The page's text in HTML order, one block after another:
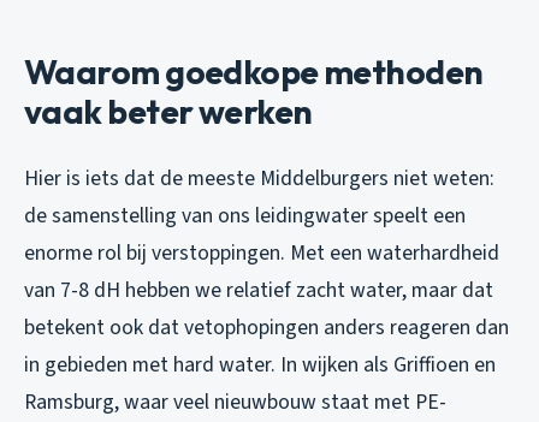
Waarom goedkope methoden
vaak beter werken
Hier is iets dat de meeste Middelburgers niet weten:
de samenstelling van ons leidingwater speelt een
enorme rol bij verstoppingen. Met een waterhardheid
van 7-8 dH hebben we relatief zacht water, maar dat
betekent ook dat vetophopingen anders reageren dan
in gebieden met hard water. In wijken als Griffioen en
Ramsburg, waar veel nieuwbouw staat met PE-